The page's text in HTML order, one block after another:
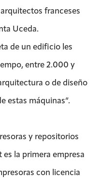
franceses
Uceda.
de un edificio les
entre 2.000 y
o de diseño
estas máquinas”.
y repositorios
la primera empresa
con licencia